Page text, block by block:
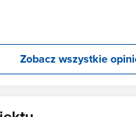
Zobacz wszystkie